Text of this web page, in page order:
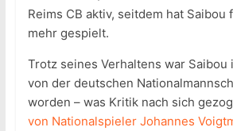
Reims CB aktiv, seitdem hat Saibou
mehr gespielt.
Trotz seines Verhaltens war Saibou
von der deutschen
worden – was Kritik nach sich
von Nationalspieler Johannes